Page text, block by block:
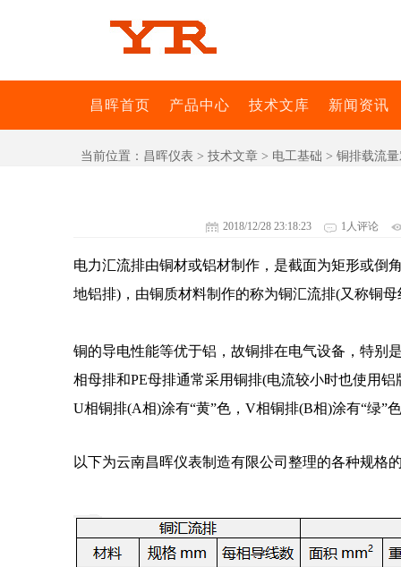
昌晖首页 产品中心 技术文库 新闻资讯
当前位置： 昌晖仪表 > 技术文章 > 电工基础 > 铜排载流
2018/12/28 23:18:23 1人评论
电力汇流排由铜材或铝材制作，是截面为矩形或倒
地铝排)，由铜质材料制作的称为铜汇流排(又称铜
铜的导电性能等优于铝，故铜排在电气设备，特别
相母排和PE母排通常采用铜排(电流较小时也使用
U相铜排(A相)涂有“黄”色，V相铜排(B相)涂有“绿”
以下为云南昌晖仪表制造有限公司整理的各种规格